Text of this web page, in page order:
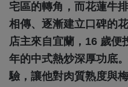
宅區的轉角，而花蓮牛
相傳、逐漸建立口碑的
店主來自宜蘭，16 歲便
年的中式熱炒深厚功底
驗，讓他對肉質熟度與